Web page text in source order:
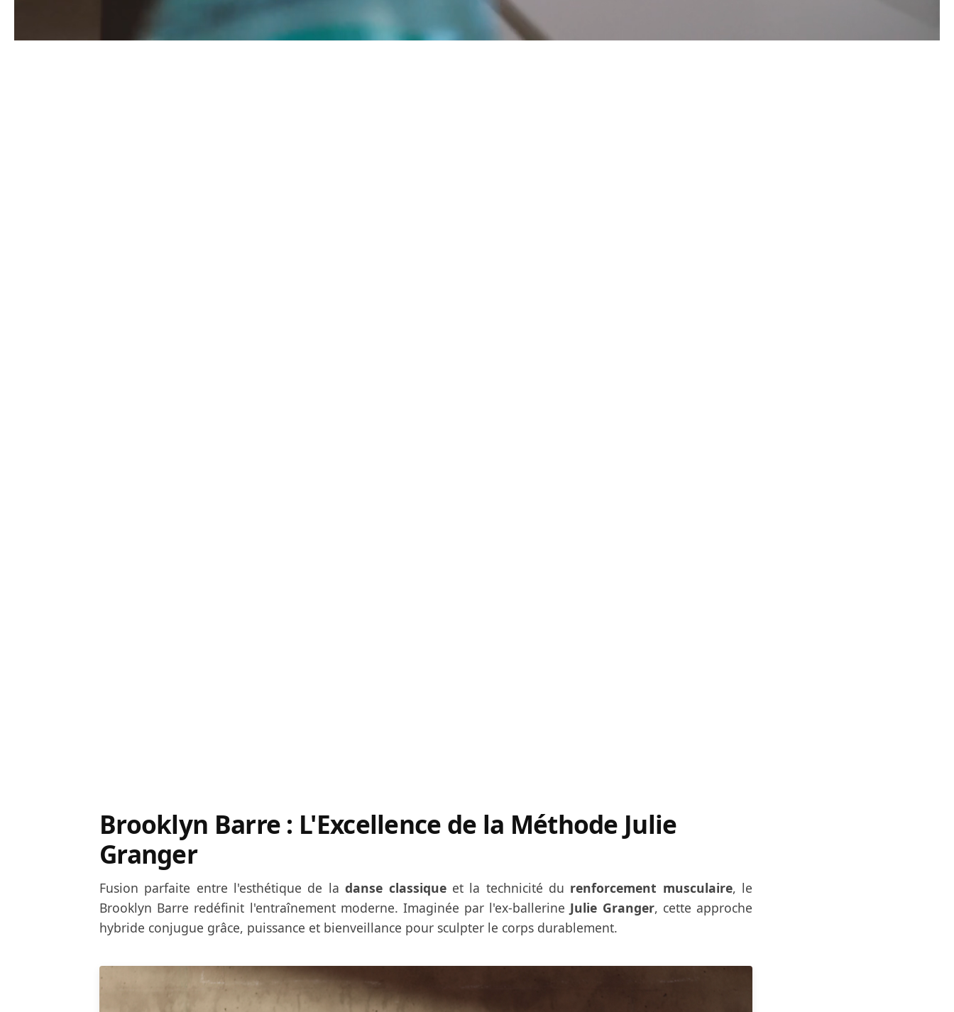
Brooklyn Barre : L'Excellence de la Méthode Julie
Granger
Fusion parfaite entre l'esthétique de ladanse classiqueet la technicité du renforcement musculaire, le
Brooklyn Barre redéfinit l'entraînement moderne. Imaginée par l'ex-ballerine Julie Granger, cette approche
hybride conjugue grâce, puissance et bienveillance pour sculpter le corps durablement.